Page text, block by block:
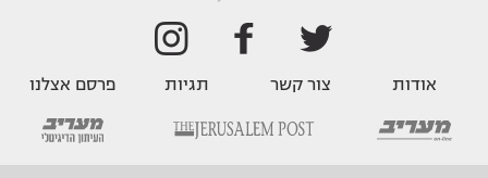
אודות צור קשר תגיות פרסם אצלנו